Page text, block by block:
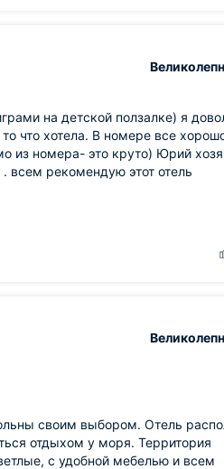
на детской ползалке) я
что хотела. В номере все
из номера- это круто) Юрий
всем рекомендую этот отель
своим выбором. Отель
отдыхом у моря. Территория
с удобной мебелью и всем